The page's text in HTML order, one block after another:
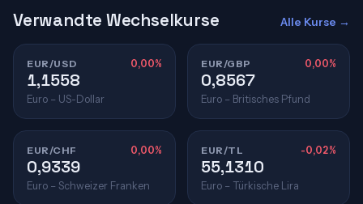
Verwandte Wechselkurse Alle Kurse →
EUR/USD 0,00%
1,1558
Euro – US-Dollar
EUR/GBP 0,00%
0,8567
Euro – Britisches Pfund
EUR/CHF 0,00%
0,9339
Euro – Schweizer Franken
EUR/TL -0,02%
55,1310
Euro – Türkische Lira